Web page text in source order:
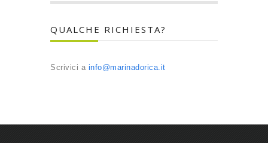
QUALCHE RICHIESTA?
Scrivici a info@marinadorica.it